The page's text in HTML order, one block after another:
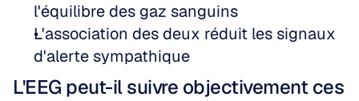
l'équilibre des gaz sanguins
L'association des deux réduit les signaux
d'alerte sympathique
L'EEG peut-il suivre objectivement ces